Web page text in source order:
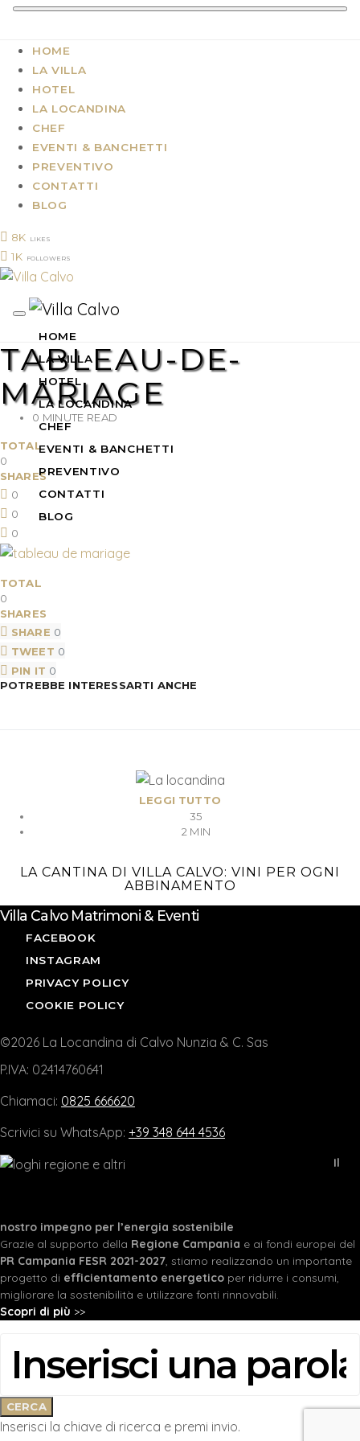
HOME
LA VILLA
HOTEL
LA LOCANDINA
CHEF
EVENTI & BANCHETTI
PREVENTIVO
CONTATTI
BLOG
8K LIKES
1K FOLLOWERS
HOME
LA VILLA
HOTEL
LA LOCANDINA
CHEF
EVENTI & BANCHETTI
PREVENTIVO
CONTATTI
BLOG
TABLEAU-DE-
MARIAGE
0 MINUTE READ
TOTAL
0
SHARES
0
0
0
TOTAL
0
SHARES
SHARE 0
TWEET 0
PIN IT 0
POTREBBE INTERESSARTI ANCHE
LEGGI TUTTO
35
2 MIN
LA CANTINA DI VILLA CALVO: VINI PER OGNI
ABBINAMENTO
Villa Calvo Matrimoni & Eventi
FACEBOOK
INSTAGRAM
PRIVACY POLICY
COOKIE POLICY
©2026 La Locandina di Calvo Nunzia & C. Sas
P.IVA: 02414760641
Chiamaci: 0825 666620
Scrivici su WhatsApp: +39 348 644 4536
Il
nostro impegno per l’energia sostenibile
Grazie al supporto della Regione Campania e ai fondi europei del
PR Campania FESR 2021-2027, stiamo realizzando un importante
progetto di efficientamento energetico per ridurre i consumi,
migliorare la sostenibilità e utilizzare fonti rinnovabili.
Scopri di più >>
CERCA
Inserisci la chiave di ricerca e premi invio.